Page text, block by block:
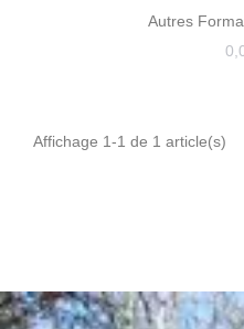
Autres
Affichage 1-1 de 1 article(s)